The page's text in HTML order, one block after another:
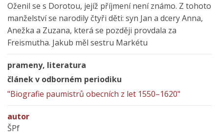
Oženil se s Dorotou, jejíž příjmení není známo. Z tohoto
manželství se narodily čtyři děti: syn Jan a dcery Anna,
Anežka a Zuzana, která se později provdala za
Freismutha. Jakub měl sestru Markétu
prameny, literatura
článek v odborném periodiku
"Biografie paumistrů obecních z let 1550–1620"
autor
ŠPf